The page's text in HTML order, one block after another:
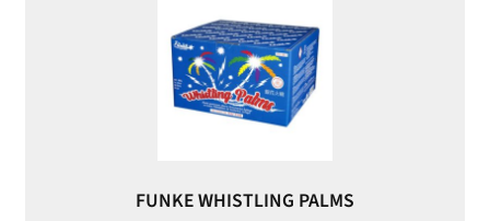
FUNKE WHISTLING PALMS